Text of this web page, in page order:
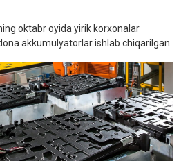
oktabr oyida yirik korxonalar
akkumulyatorlar ishlab chiqarilgan.